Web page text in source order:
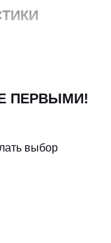
12.00 R20
ПЕРВЫМИ!
выбор